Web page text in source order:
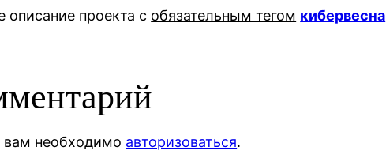
описание проекта с обязательным тегом кибервесна
вам необходимо авторизоваться.